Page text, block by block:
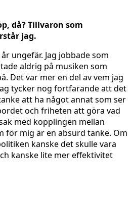
då? Tillvaron som
jag.
ungefär. Jag jobbade som
aldrig på musiken som
Det var mer en del av vem jag
tycker nog fortfarande att det
att ha något annat som ser
och friheten att göra vad
med kopplingen mellan
för mig är en absurd tanke. Om
kanske det skulle vara
kanske lite mer effektivitet